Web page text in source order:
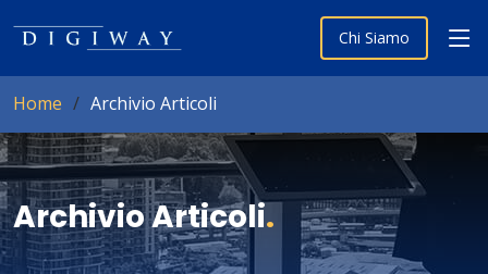
Chi Siamo
Home Archivio Articoli
Archivio Articoli.